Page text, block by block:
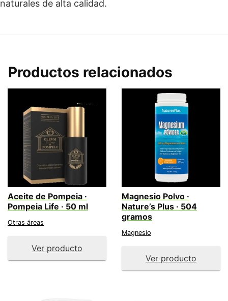
naturales de alta calidad.
Productos relacionados
Aceite de Pompeia ·
Pompeia Life · 50 ml
Otras áreas
Ver producto
Magnesio Polvo ·
Nature’s Plus · 504
gramos
Magnesio
Ver producto